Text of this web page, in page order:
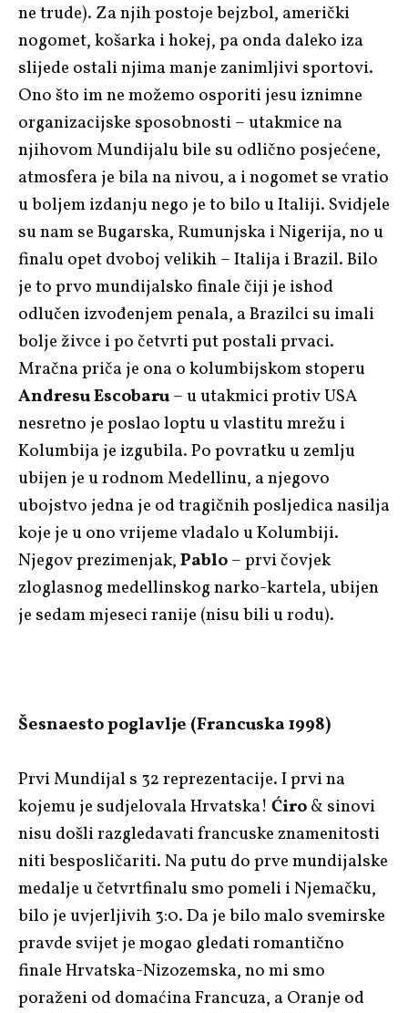
ne trude). Za njih postoje bejzbol, američki
nogomet, košarka i hokej, pa onda daleko iza
slijede ostali njima manje zanimljivi sportovi.
Ono što im ne možemo osporiti jesu iznimne
organizacijske sposobnosti – utakmice na
njihovom Mundijalu bile su odlično posjećene,
atmosfera je bila na nivou, a i nogomet se vratio
u boljem izdanju nego je to bilo u Italiji. Svidjele
su nam se Bugarska, Rumunjska i Nigerija, no u
finalu opet dvoboj velikih – Italija i Brazil. Bilo
je to prvo mundijalsko finale čiji je ishod
odlučen izvođenjem penala, a Brazilci su imali
bolje živce i po četvrti put postali prvaci.
Mračna priča je ona o kolumbijskom stoperu
Andresu Escobaru– u utakmici protiv USA
nesretno je poslao loptu u vlastitu mrežu i
Kolumbija je izgubila. Po povratku u zemlju
ubijen je u rodnom Medellinu, a njegovo
ubojstvo jedna je od tragičnih posljedica nasilja
koje je u ono vrijeme vladalo u Kolumbiji.
Njegov prezimenjak,Pablo– prvi čovjek
zloglasnog medellinskog narko-kartela, ubijen
je sedam mjeseci ranije (nisu bili u rodu).
Šesnaesto poglavlje (Francuska 1998)
Prvi Mundijal s 32 reprezentacije. I prvi na
kojemu je sudjelovala Hrvatska! Ćiro& sinovi
nisu došli razgledavati francuske znamenitosti
niti besposličariti. Na putu do prve mundijalske
medalje u četvrtfinalu smo pomeli i Njemačku,
bilo je uvjerljivih 3:0. Da je bilo malo svemirske
pravde svijet je mogao gledati romantično
finale Hrvatska-Nizozemska, no mi smo
poraženi od domaćina Francuza, a Oranje od